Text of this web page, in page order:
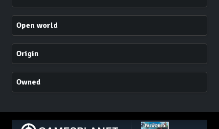
Open world
Origin
Owned